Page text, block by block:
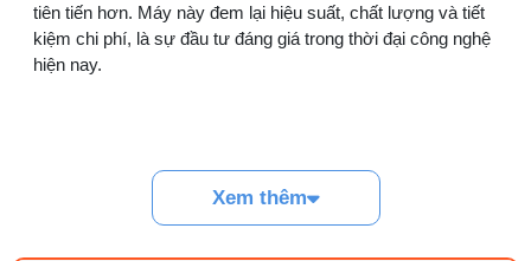
tiên tiến hơn. Máy này đem lại hiệu suất, chất lượng và tiết
kiệm chi phí, là sự đầu tư đáng giá trong thời đại công nghệ
hiện nay.
Thông Số Kỹ Thuật Của Máy Đính Nút Nanbang
Xem thêm
Cách vệ sinh máy cắt nhiệt dây đai an toàn,
dễ làm
05/08/2026 10:52 AM